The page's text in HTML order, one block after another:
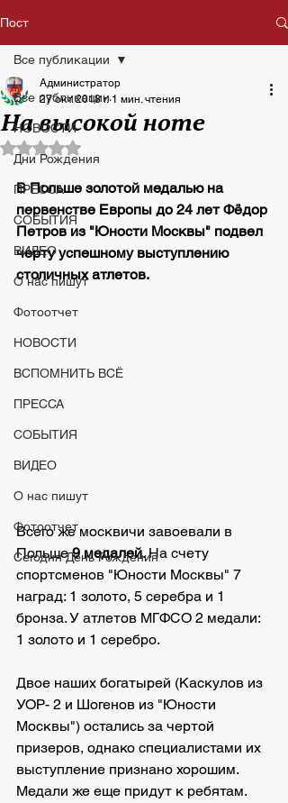
Пост
Все публикации
НОВОСТИ
Дни Рождения
ПРЕССА
СОБЫТИЯ
ВИДЕО
О нас пишут
Фотоотчет
НОВОСТИ
ВСПОМНИТЬ ВСЁ
ПРЕССА
СОБЫТИЯ
ВИДЕО
О нас пишут
Фотоотчет
Сегодня День Рождения
Все публикации
На высокой ноте
Администратор
27 окт. 2018 г. 1 мин. чтения
Оценка: не число из 5 звезд.
В Польше золотой медалью на
первенстве Европы до 24 лет Фёдор
Петров из "Юности Москвы" подвел
черту успешному выступлению
столичных атлетов.
Всего же москвичи завоевали в
Польше 9 медалей. На счету
спортсменов "Юности Москвы" 7
наград: 1 золото, 5 серебра и 1
бронза. У атлетов МГФСО 2 медали:
1 золото и 1 серебро.
Двое наших богатырей (Каскулов из
УОР- 2 и Шогенов из "Юности
Москвы") остались за чертой
призеров, однако специалистами их
выступление признано хорошим.
Медали же еще придут к ребятам.